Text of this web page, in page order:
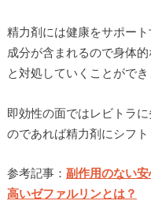
精力剤には健康をサポー
成分が含まれるので身体
と対処していくことができ
即効性の面ではレビトラ
のであれば精力剤にシフ
参考記事： 副作用のない
高いゼファルリンとは？